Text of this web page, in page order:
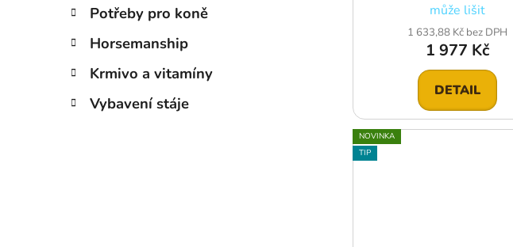
Potřeby pro koně
Horsemanship
Krmivo a vitamíny
Vybavení stáje
může lišit
1 633,88 Kč bez DPH
1 977 Kč
DETAIL
NOVINKA
TIP